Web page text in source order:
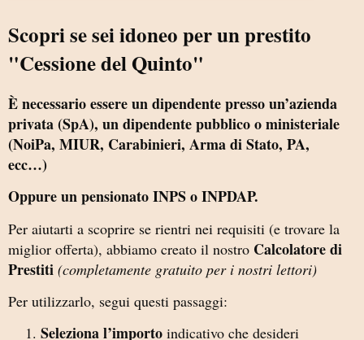
Scopri se sei idoneo per un prestito
"Cessione del Quinto"
È necessario essere un dipendente presso un’azienda
privata (SpA), un dipendente pubblico o ministeriale
(NoiPa, MIUR, Carabinieri, Arma di Stato, PA,
ecc…)
Oppure un pensionato INPS o INPDAP.
Per aiutarti a scoprire se rientri nei requisiti (e trovare la
miglior offerta), abbiamo creato il nostro Calcolatore di
Prestiti (completamente gratuito per i nostri lettori)
Per utilizzarlo, segui questi passaggi:
Seleziona l’importo indicativo che desideri